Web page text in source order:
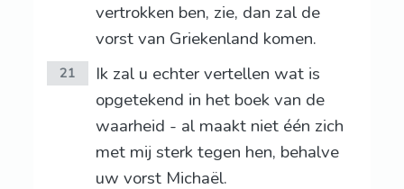
vertrokken ben, zie, dan zal de
vorst van Griekenland komen.
21
Ik zal u echter vertellen wat is
opgetekend in het boek van de
waarheid - al maakt niet één zich
met mij sterk tegen hen, behalve
uw vorst Michaël.